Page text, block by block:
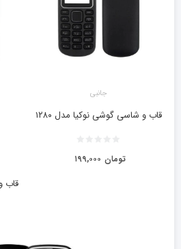
جانبی
قاب و شاسی گوشی نوکیا مدل ۱۲۸۰
۱۹۹,۰۰۰ تومان
قاب